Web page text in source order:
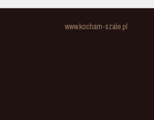
www.kocham-szale.pl